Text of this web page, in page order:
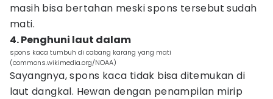
masih bisa bertahan meski spons tersebut sudah
mati.
4. Penghuni laut dalam
spons kaca tumbuh di cabang karang yang mati
(commons.wikimedia.org/NOAA)
Sayangnya, spons kaca tidak bisa ditemukan di
laut dangkal. Hewan dengan penampilan mirip